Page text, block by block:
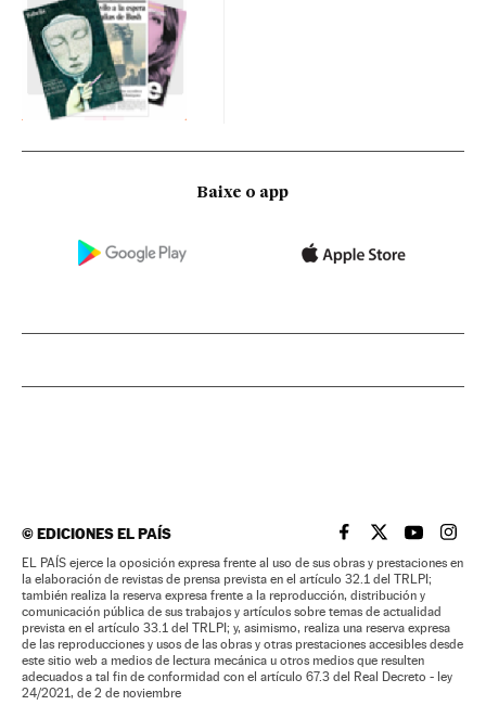
Baixe o app
©EDICIONES EL PAÍS EL PAÍS BRASIL EN
EL PAÍSEL PAÍS
EL
EL PAÍS ejerce la oposición expresa frente al uso de sus obras y prestaciones en
la elaboración de revistas de prensa prevista en el artículo 32.1 del TRLPI;
también realiza la reserva expresa frente a la reproducción, distribución y
comunicación pública de sus trabajos y artículos sobre temas de actualidad
prevista en el artículo 33.1 del TRLPI; y, asimismo, realiza una reserva expresa
de las reproducciones y usos de las obras y otras prestaciones accesibles desde
este sitio web a medios de lectura mecánica u otros medios que resulten
adecuados a tal fin de conformidad con el artículo 67.3 del Real Decreto - ley
24/2021, de 2 de noviembre